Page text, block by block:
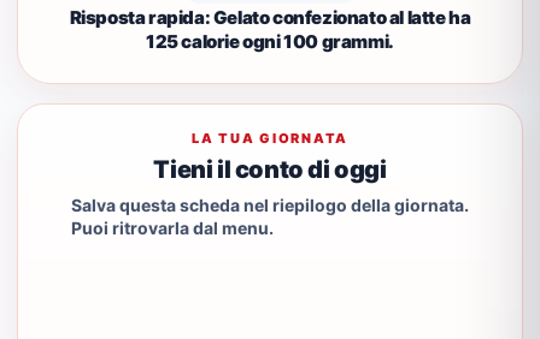
Risposta rapida: Gelato confezionato al latte ha
125 calorie ogni 100 grammi.
LA TUA GIORNATA
Tieni il conto di oggi
Salva questa scheda nel riepilogo della giornata.
Puoi ritrovarla dal menu.